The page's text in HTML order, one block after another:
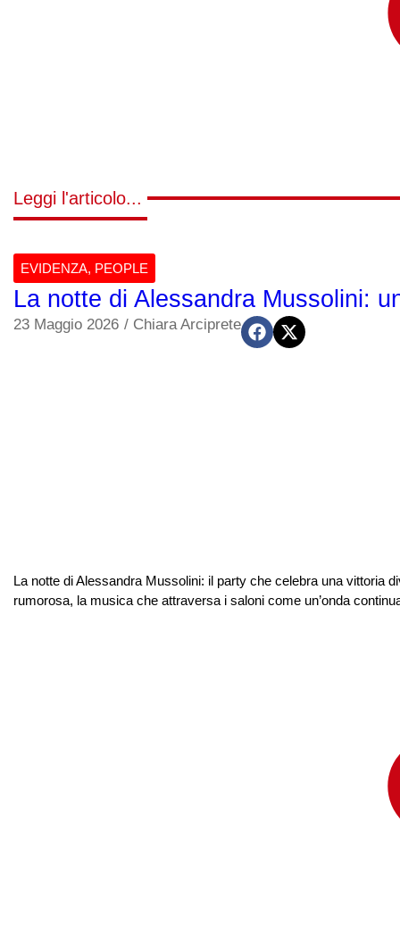
Leggi l'articolo...
EVIDENZA, PEOPLE
La notte di Alessandra Mussolini:
23 Maggio 2026 / Chiara Arciprete
La notte di Alessandra Mussolini: il party che celebra una vittoria
rumorosa, la musica che attraversa i saloni come un’onda